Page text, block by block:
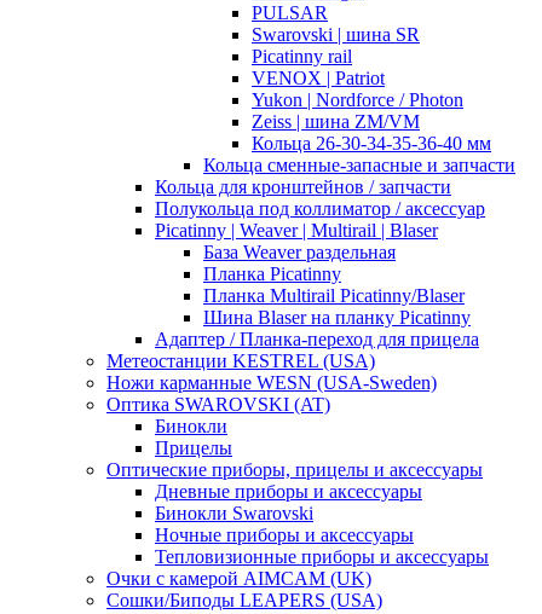
PULSAR
Swarovski | шина SR
Picatinny rail
VENOX | Patriot
Yukon | Nordforce / Photon
Zeiss | шина ZM/VM
Кольца 26-30-34-35-36-40 мм
Кольца сменные-запасные и запчасти
Кольца для кронштейнов / запчасти
Полукольца под коллиматор / аксессуар
Picatinny | Weaver | Multirail | Blaser
База Weaver раздельная
Планка Picatinny
Планка Multirail Picatinny/Blaser
Шина Blaser на планку Picatinny
Адаптер / Планка-переход для прицела
Метеостанции KESTREL (USA)
Ножи карманные WESN (USA-Sweden)
Оптика SWAROVSKI (AT)
Бинокли
Прицелы
Оптические приборы, прицелы и аксессуары
Дневные приборы и аксессуары
Бинокли Swarovski
Ночные приборы и аксессуары
Тепловизионные приборы и аксессуары
Очки с камерой AIMCAM (UK)
Сошки/Биподы LEAPERS (USA)